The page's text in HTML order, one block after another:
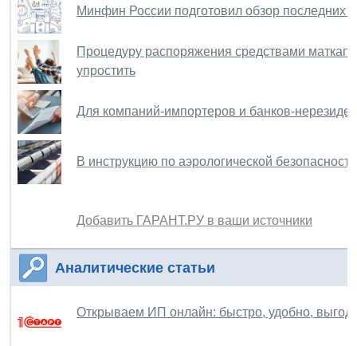
Минфин России подготовил обзор последних
Процедуру распоряжения средствами
упростить
Для компаний-импортеров и банков-
В инструкцию по аэрологической
Добавить ГАРАНТ.РУ в ваши источники
Аналитические статьи
Открываем ИП онлайн: быстро, удобно,